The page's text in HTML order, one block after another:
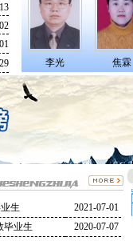
李光 焦霖
生
2021-07-01
业生
2020-07-07